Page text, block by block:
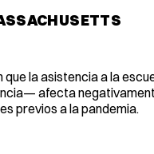
la asistencia a la
afecta
previos a la pandemia.